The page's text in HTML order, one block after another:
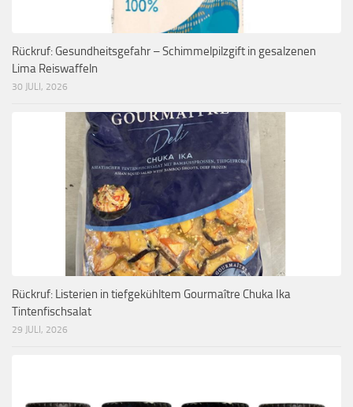
Rückruf: Gesundheitsgefahr – Schimmelpilzgift in gesalzenen
Lima Reiswaffeln
30 JULI, 2026
Rückruf: Listerien in tiefgekühltem Gourmaître Chuka Ika
Tintenfischsalat
29 JULI, 2026